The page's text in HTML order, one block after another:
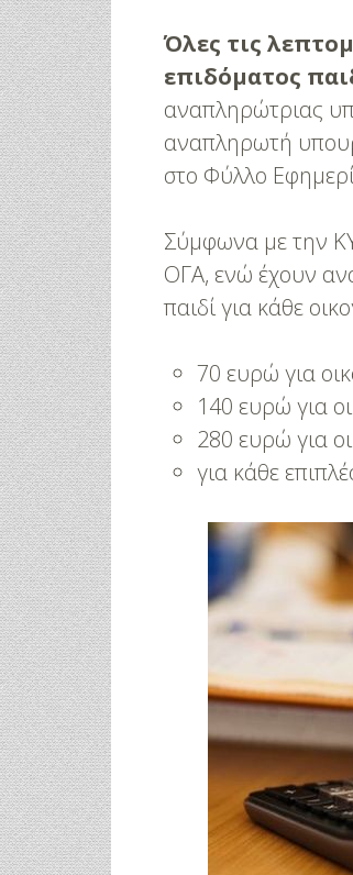
Όλες τις
επιδόματος
αναπληρώτριας
αναπληρωτή
στο Φύλλο
Σύμφωνα με την
ΟΓΑ, ενώ έχουν
παιδί για κάθε
70 ευρώ για
140 ευρώ για
280 ευρώ για
για κάθε